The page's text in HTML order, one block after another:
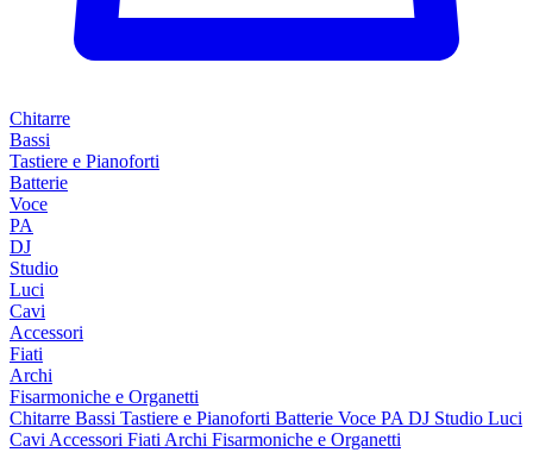
Chitarre
Bassi
Tastiere e Pianoforti
Batterie
Voce
PA
DJ
Studio
Luci
Cavi
Accessori
Fiati
Archi
Fisarmoniche e Organetti
Chitarre Bassi Tastiere e Pianoforti Batterie Voce PA DJ Studio Luci
Cavi Accessori Fiati Archi Fisarmoniche e Organetti